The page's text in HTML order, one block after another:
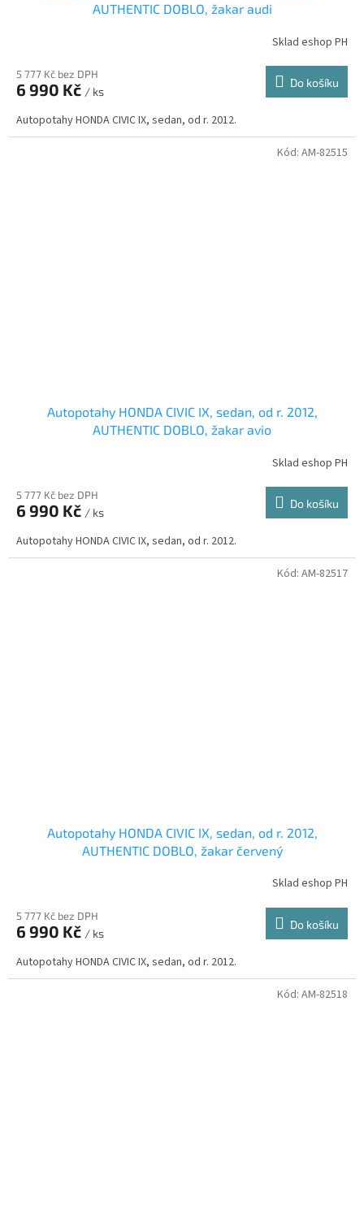
AUTHENTIC DOBLO, žakar audi
Sklad eshop PH
5 777 Kč bez DPH
6 990 Kč / ks
Do košíku
Autopotahy HONDA CIVIC IX, sedan, od r. 2012.
Autopotahy HONDA CIVIC IX, sedan, od r. 2012,
AUTHENTIC DOBLO, žakar avio
Sklad eshop PH
5 777 Kč bez DPH
6 990 Kč / ks
Do košíku
Autopotahy HONDA CIVIC IX, sedan, od r. 2012.
Kód: AM-82515
Autopotahy HONDA CIVIC IX, sedan, od r. 2012,
AUTHENTIC DOBLO, žakar červený
Sklad eshop PH
5 777 Kč bez DPH
6 990 Kč / ks
Do košíku
Autopotahy HONDA CIVIC IX, sedan, od r. 2012.
Kód: AM-82517
Kód: AM-82518